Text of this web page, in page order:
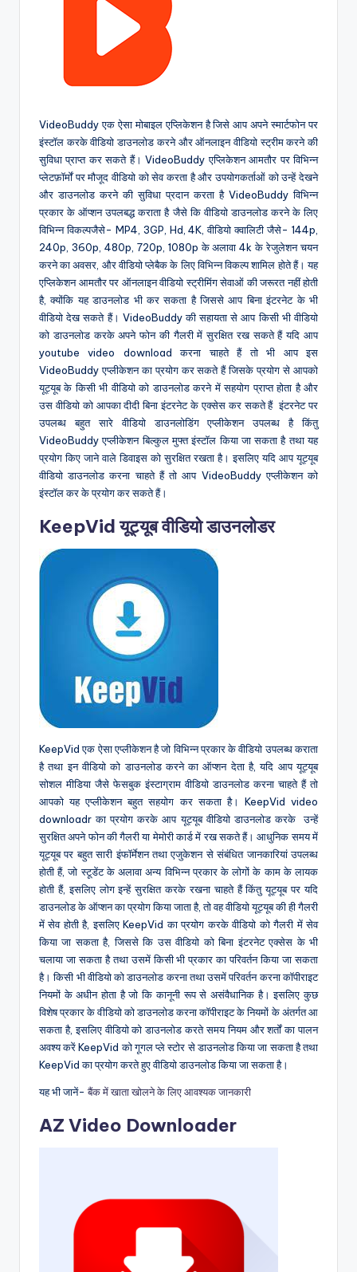
VideoBuddy एक ऐसा मोबाइल एप्लिकेशन है जिसे आप अपने स्मार्टफोन पर
इंस्टॉल करके वीडियो डाउनलोड करने और ऑनलाइन वीडियो स्ट्रीम करने की
सुविधा प्राप्त कर सकते हैं। VideoBuddy एप्लिकेशन आमतौर पर विभिन्न
प्लेटफ़ॉर्मों पर मौजूद वीडियो को सेव करता है और उपयोगकर्ताओं को उन्हें देखने
और डाउनलोड करने की सुविधा प्रदान करता है VideoBuddy विभिन्न
प्रकार के ऑप्शन उपलबद्ध कराता है जैसे कि वीडियो डाउनलोड करने के लिए
विभिन्न विकल्पजैसे- MP4, 3GP, Hd, 4K, वीडियो क्वालिटी जैसे- 144p,
240p, 360p, 480p, 720p, 1080p के अलावा 4k के रेजुलेशन चयन
करने का अवसर, और वीडियो प्लेबैक के लिए विभिन्न विकल्प शामिल होते हैं। यह
एप्लिकेशन आमतौर पर ऑनलाइन वीडियो स्ट्रीमिंग सेवाओं की जरूरत नहीं होती
है, क्योंकि यह डाउनलोड भी कर सकता है जिससे आप बिना इंटरनेट के भी
वीडियो देख सकते हैं। VideoBuddy की सहायता से आप किसी भी वीडियो
को डाउनलोड करके अपने फोन की गैलरी में सुरक्षित रख सकते हैं यदि आप
youtube video download करना चाहते हैं तो भी आप इस
VideoBuddy एप्लीकेशन का प्रयोग कर सकते हैं जिसके प्रयोग से आपको
यूट्यूब के किसी भी वीडियो को डाउनलोड करने में सहयोग प्राप्त होता है और
उस वीडियो को आपका दीदी बिना इंटरनेट के एक्सेस कर सकते हैं इंटरनेट पर
उपलब्ध बहुत सारे वीडियो डाउनलोडिंग एप्लीकेशन उपलब्ध है किंतु
VideoBuddy एप्लीकेशन बिल्कुल मुफ्त इंस्टॉल किया जा सकता है तथा यह
प्रयोग किए जाने वाले डिवाइस को सुरक्षित रखता है। इसलिए यदि आप यूट्यूब
वीडियो डाउनलोड करना चाहते हैं तो आप VideoBuddy एप्लीकेशन को
इंस्टॉल कर के प्रयोग कर सकते हैं।
KeepVid यूट्यूब वीडियो डाउनलोडर
KeepVid एक ऐसा एप्लीकेशन है जो विभिन्न प्रकार के वीडियो उपलब्ध कराता
है तथा इन वीडियो को डाउनलोड करने का ऑप्शन देता है, यदि आप यूट्यूब
सोशल मीडिया जैसे फेसबुक इंस्टाग्राम वीडियो डाउनलोड करना चाहते हैं तो
आपको यह एप्लीकेशन बहुत सहयोग कर सकता है। KeepVid video
downloadr का प्रयोग करके आप यूट्यूब वीडियो डाउनलोड करके उन्हें
सुरक्षित अपने फोन की गैलरी या मेमोरी कार्ड में रख सकते हैं। आधुनिक समय में
यूट्यूब पर बहुत सारी इंफॉर्मेशन तथा एजुकेशन से संबंधित जानकारियां उपलब्ध
होती हैं, जो स्टूडेंट के अलावा अन्य विभिन्न प्रकार के लोगों के काम के लायक
होती हैं, इसलिए लोग इन्हें सुरक्षित करके रखना चाहते हैं किंतु यूट्यूब पर यदि
डाउनलोड के ऑप्शन का प्रयोग किया जाता है, तो वह वीडियो यूट्यूब की ही गैलरी
में सेव होती है, इसलिए KeepVid का प्रयोग करके वीडियो को गैलरी में सेव
किया जा सकता है, जिससे कि उस वीडियो को बिना इंटरनेट एक्सेस के भी
चलाया जा सकता है तथा उसमें किसी भी प्रकार का परिवर्तन किया जा सकता
है। किसी भी वीडियो को डाउनलोड करना तथा उसमें परिवर्तन करना कॉपीराइट
नियमों के अधीन होता है जो कि कानूनी रूप से असंवैधानिक है। इसलिए कुछ
विशेष प्रकार के वीडियो को डाउनलोड करना कॉपीराइट के नियमों के अंतर्गत आ
सकता है, इसलिए वीडियो को डाउनलोड करते समय नियम और शर्तों का पालन
अवश्य करें KeepVid को गूगल प्ले स्टोर से डाउनलोड किया जा सकता है तथा
KeepVid का प्रयोग करते हुए वीडियो डाउनलोड किया जा सकता है।
यह भी जानें-बैंक में खाता खोलने के लिए आवश्यक जानकारी
AZ Video Downloader